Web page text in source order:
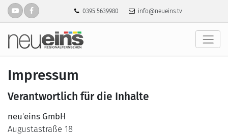
0395 5639980 info@neueins.tv
Impressum
Verantwortlich für die Inhalte
neu'eins GmbH
Augustastraße 18